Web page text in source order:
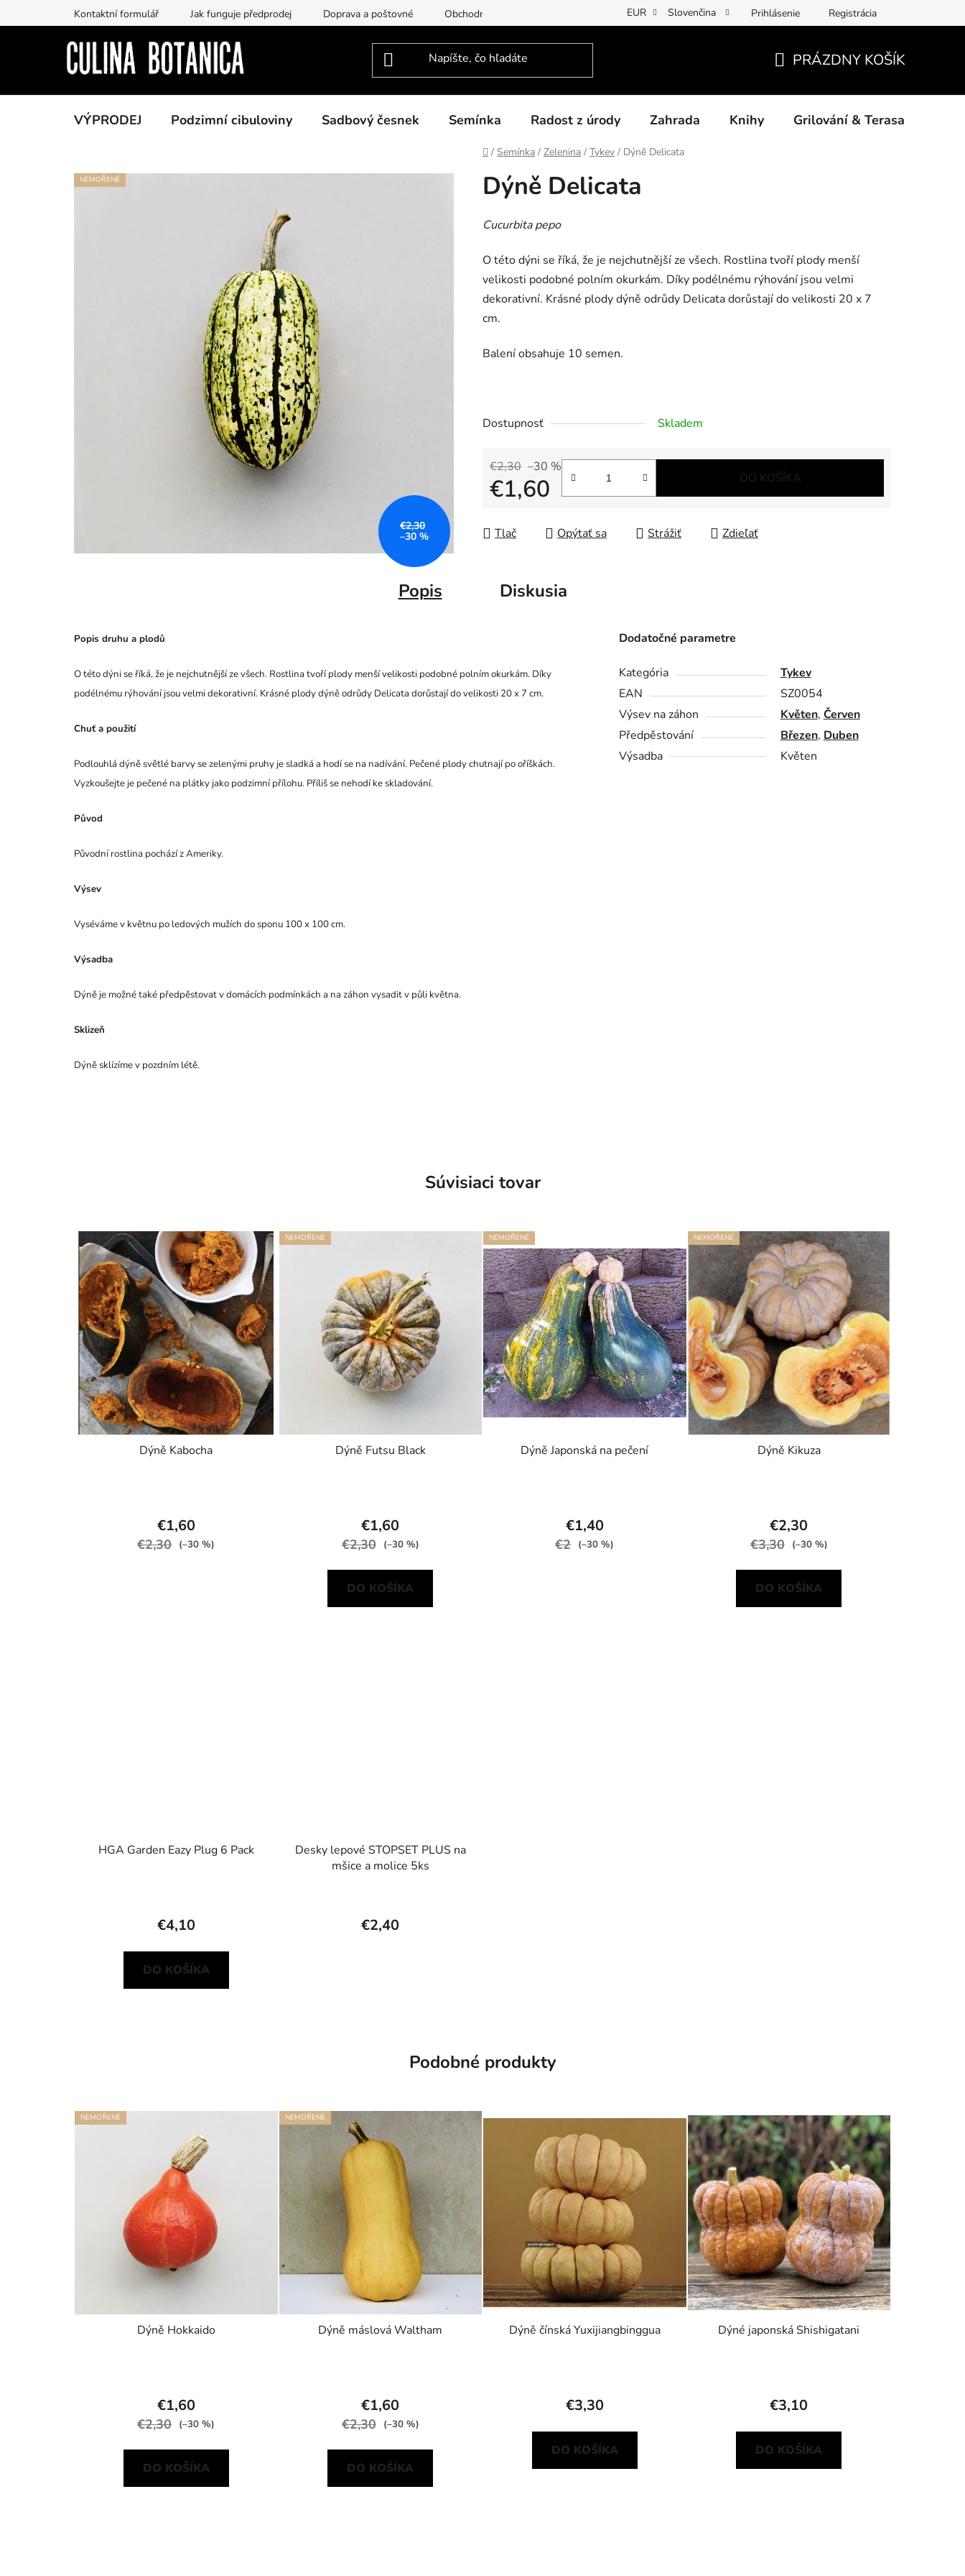
na
Kontaktní formulář Jak funguje předprodej Doprava a poštovné Obchodní podmínky Podmínky ochrany osobních údajů Povinné informace a odkazy ÚKZÚZ
EUR Slovenčina Prihlásenie Registrácia
KOŠÍK
PRÁZDNY KOŠÍK
VÝPRODEJ Podzimní cibuloviny Sadbový česnek Semínka Radost z úrody Zahrada Knihy Grilování & Terasa
Domov
/ Semínka / Zelenina / Tykev / Dýně Delicata
Dýně Delicata
Cucurbita pepo
O této dýni se říká, že je nejchutnější ze všech. Rostlina tvoří plody menší
velikosti podobné polním okurkám. Díky podélnému rýhování jsou velmi
dekorativní. Krásné plody dýně odrůdy Delicata dorůstají do velikosti 20 x 7
cm.
Balení obsahuje 10 semen.
Dostupnosť Skladem
€2,30 –30 %
€1,60 DO KOŠÍKA
Tlač Opýtať sa Strážiť Zdieľať
NEMOŘENÉ
€2,30
–30 %
Popis Diskusia
Popis druhu a plodů
O této dýni se říká, že je nejchutnější ze všech. Rostlina tvoří plody menší velikosti podobné polním okurkám. Díky
podélnému rýhování jsou velmi dekorativní. Krásné plody dýně odrůdy Delicata dorůstají do velikosti 20 x 7 cm.
Chuť a použití
Podlouhlá dýně světlé barvy se zelenými pruhy je sladká a hodí se na nadívání. Pečené plody chutnají po oříškách.
Vyzkoušejte je pečené na plátky jako podzimní přílohu. Příliš se nehodí ke skladování.
Původ
Původní rostlina pochází z Ameriky.
Výsev
Vyséváme v květnu po ledových mužích do sponu 100 x 100 cm.
Výsadba
Dýně je možné také předpěstovat v domácích podmínkách a na záhon vysadit v půli května.
Sklizeň
Dýně sklízíme v pozdním létě.
Dodatočné parametre
Kategória
Tykev
EAN
SZ0054
Výsev na záhon
Květen, Červen
Předpěstování
Březen, Duben
Výsadba
Květen
Súvisiaci tovar
Dýně Kabocha
€1,60
€2,30 (–30 %)
NEMOŘENÉ
Dýně Futsu Black
€1,60
€2,30 (–30 %)
DO KOŠÍKA
NEMOŘENÉ
Dýně Japonská na pečení
€1,40
€2 (–30 %)
NEMOŘENÉ
Dýně Kikuza
€2,30
€3,30 (–30 %)
DO KOŠÍKA
HGA Garden Eazy Plug 6 Pack
€4,10
DO KOŠÍKA
Desky lepové STOPSET PLUS na
mšice a molice 5ks
€2,40
Podobné produkty
NEMOŘENÉ
Dýně Hokkaido
€1,60
€2,30 (–30 %)
DO KOŠÍKA
NEMOŘENÉ
Dýně máslová Waltham
€1,60
€2,30 (–30 %)
DO KOŠÍKA
Dýně čínská Yuxijiangbinggua
€3,30
DO KOŠÍKA
Dýné japonská Shishigatani
€3,10
DO KOŠÍKA